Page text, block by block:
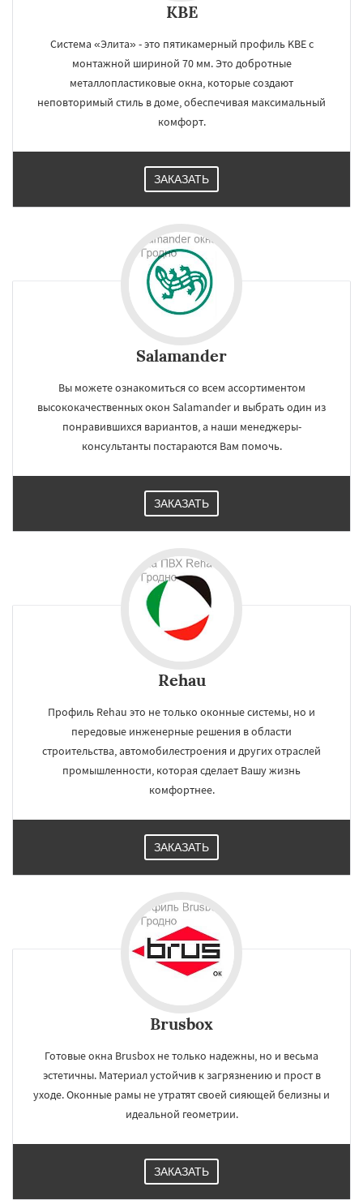
KBE
Система «Элита» - это пятикамерный профиль KBE с
монтажной шириной 70 мм. Это добротные
металлопластиковые окна, которые создают
неповторимый стиль в доме, обеспечивая максимальный
комфорт.
ЗАКАЗАТЬ
Salamander
Вы можете ознакомиться со всем ассортиментом
высококачественных окон Salamander и выбрать один из
понравившихся вариантов, а наши менеджеры-
консультанты постараются Вам помочь.
ЗАКАЗАТЬ
Rehau
Профиль Rehau это не только оконные системы, но и
передовые инженерные решения в области
строительства, автомобилестроения и других отраслей
промышленности, которая сделает Вашу жизнь
комфортнее.
ЗАКАЗАТЬ
Brusbox
Готовые окна Brusbox не только надежны, но и весьма
эстетичны. Материал устойчив к загрязнению и прост в
уходе. Оконные рамы не утратят своей сияющей белизны и
идеальной геометрии.
ЗАКАЗАТЬ